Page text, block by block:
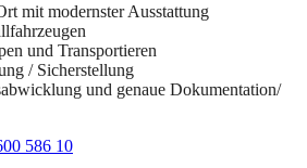
mit modernster Ausstattung
und Transportieren
/ Sicherstellung
und genaue Dokumentation/
586 10